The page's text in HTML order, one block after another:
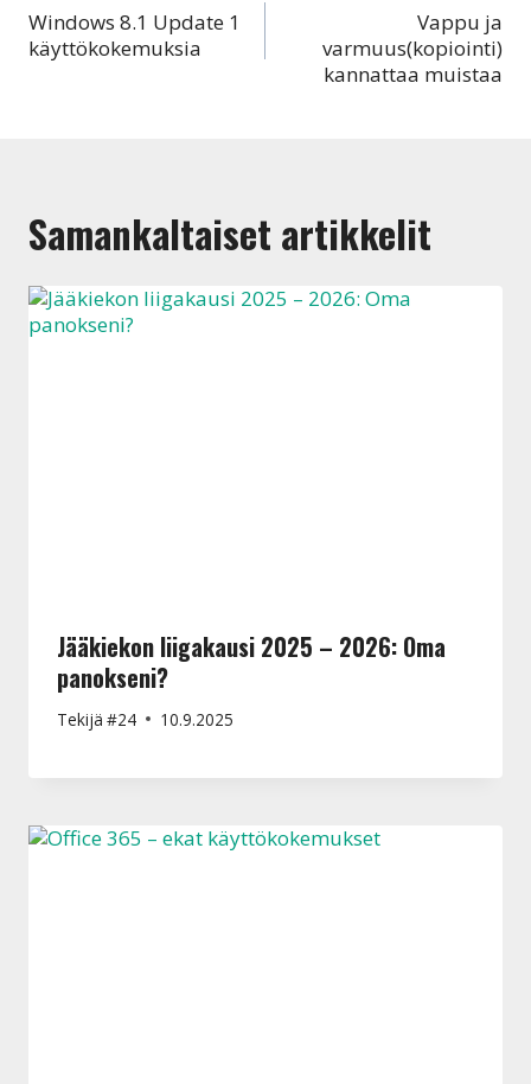
selaus
Windows 8.1 Update 1
käyttökokemuksia
Vappu ja
varmuus(kopiointi)
kannattaa muistaa
Samankaltaiset artikkelit
Jääkiekon liigakausi 2025 – 2026: Oma
panokseni?
Tekijä #24 10.9.2025